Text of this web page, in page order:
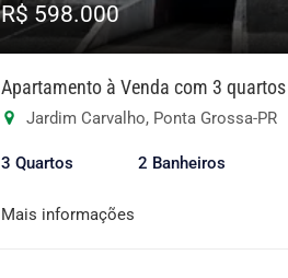
R$ 598.000
Apartamento à Venda com 3 quartos
Jardim Carvalho, Ponta Grossa-PR
3 Quartos 2 Banheiros
Mais informações